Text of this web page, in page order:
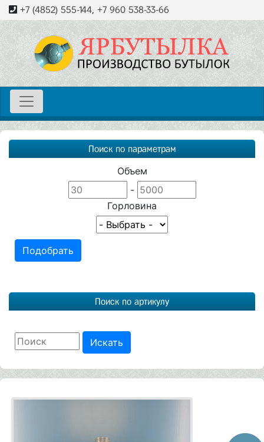
+7 (4852) 555-144, +7 960 538-33-66
Поиск по параметрам
Объем
-
Горловина
Поиск по артикулу
Искать